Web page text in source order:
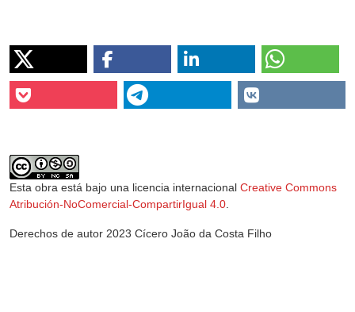
Esta obra está bajo una licencia internacional Creative Commons
Atribución-NoComercial-CompartirIgual 4.0
Derechos de autor 2023 Cícero João da Costa Filho